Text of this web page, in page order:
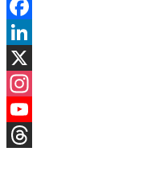
Facebook
LinkedIn
X
Instagram
YouTube